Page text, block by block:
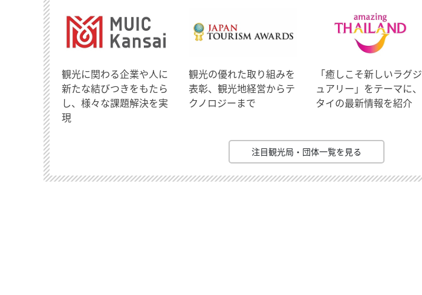
観光に関わる企業や人に
新たな結びつきをもたら
し、様々な課題解決を実
現
観光の優れた取り組みを
表彰、観光地経営からテ
クノロジーまで
「癒しこそ新しいラグジ
ュアリー」をテーマに、
タイの最新情報を紹介
注目観光局・団体一覧を見る